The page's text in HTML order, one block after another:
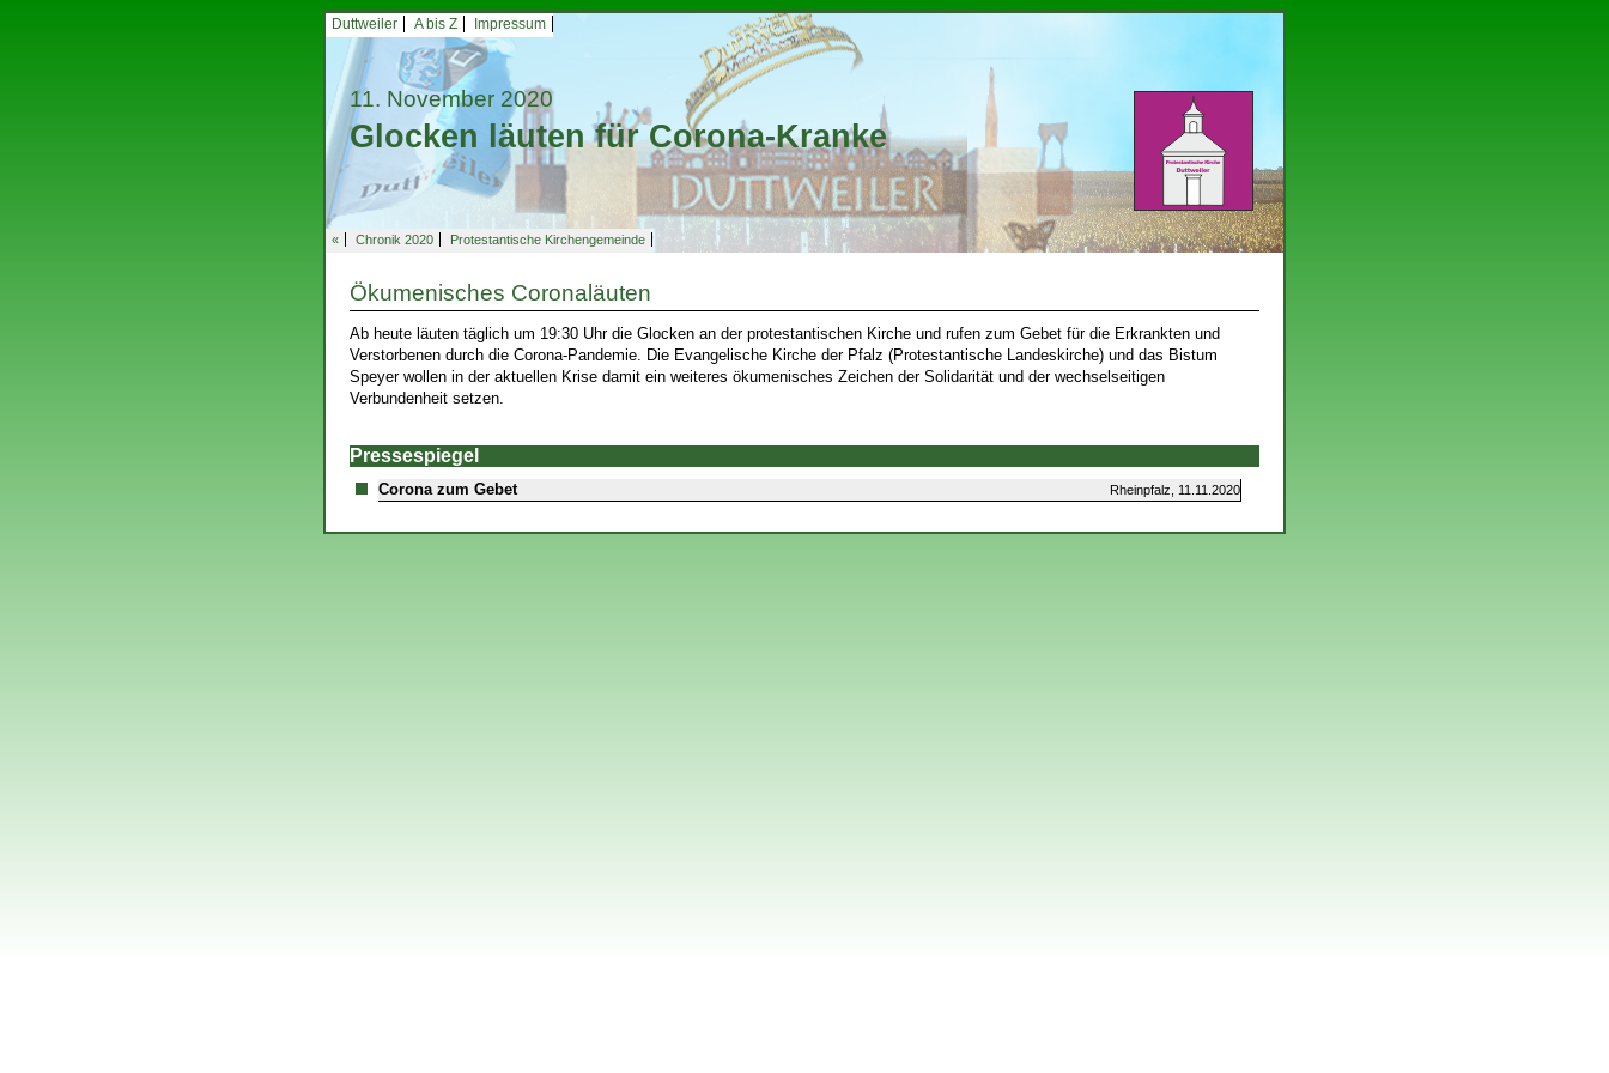
Duttweiler A bis Z Impressum
11. November 2020
Glocken läuten für Corona-Kranke
« Chronik 2020 Protestantische Kirchengemeinde
Ökumenisches Coronaläuten
Ab heute läuten täglich um 19:30 Uhr die Glocken an der protestantischen Kirche und rufen zum Gebet für die Erkrankten und
Verstorbenen durch die Corona-Pandemie. Die Evangelische Kirche der Pfalz (Protestantische Landeskirche) und das Bistum
Speyer wollen in der aktuellen Krise damit ein weiteres ökumenisches Zeichen der Solidarität und der wechselseitigen
Verbundenheit setzen.
Pressespiegel
Corona zum Gebet Rheinpfalz, 11.11.2020